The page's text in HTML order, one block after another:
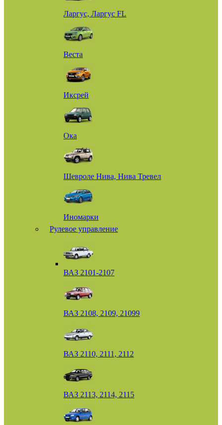
Ларгус, Ларгус FL
Веста
Иксрей
Ока
Шевроле Нива, Нива Тревел
Иномарки
Рулевое управление
ВАЗ 2101-2107
ВАЗ 2108, 2109, 21099
ВАЗ 2110, 2111, 2112
ВАЗ 2113, 2114, 2115